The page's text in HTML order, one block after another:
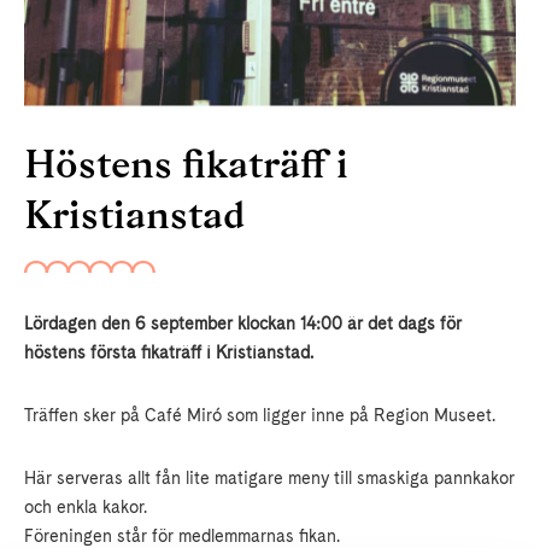
Höstens fikaträff i
Kristianstad
Lördagen den 6 september klockan 14:00 är det dags för
höstens första fikaträff i Kristianstad.
Träffen sker på Café Miró som ligger inne på Region Museet.
Här serveras allt fån lite matigare meny till smaskiga pannkakor
och enkla kakor.
Föreningen står för medlemmarnas fikan.